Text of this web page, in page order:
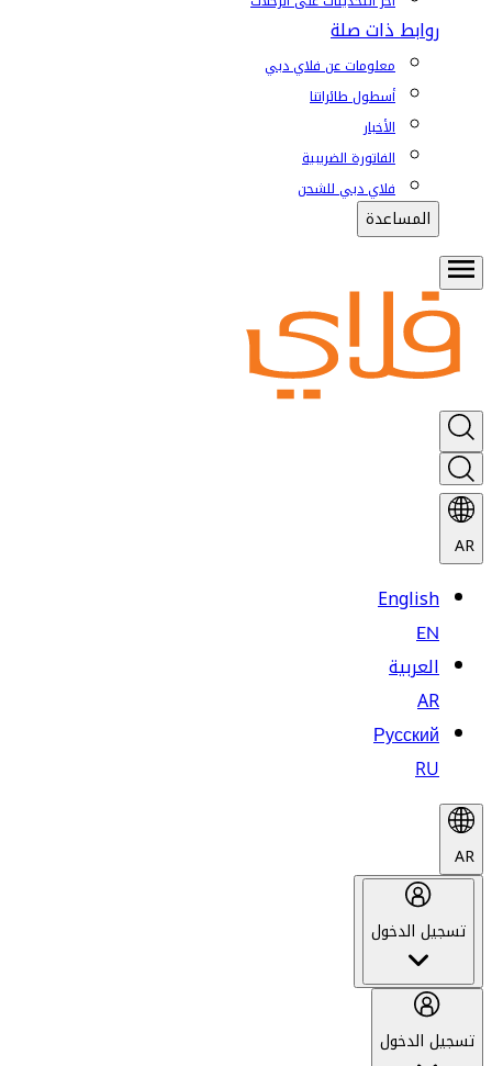
روابط ذات صلة
معلومات عن فلاي دبي
أسطول طائراتنا
الأخبار
الفاتورة الضريبية
فلاي دبي للشحن
المساعدة
AR
English
EN
العربية
AR
Русский
RU
AR
تسجيل الدخول
تسجيل الدخول